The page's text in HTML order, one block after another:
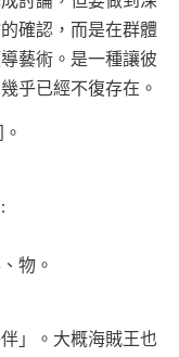
確認，而是在群體
藝術。是一種讓彼
乎已經不復存在。
物。
」。大概海賊王也